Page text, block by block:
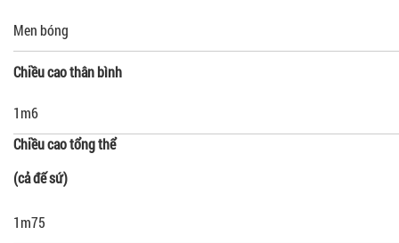
Men bóng
Chiều cao thân bình
1m6
Chiều cao tổng thể
(cả đế sứ)
1m75